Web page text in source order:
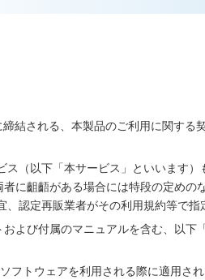
結される、本製品のご利用に関する
（以下「本サービス」といいます
に齟齬がある場合には特段の定めの
認定再販業者がその利用規約等で指
よび付属のマニュアルを含む、以下
フトウェアを利用される際に適用さ